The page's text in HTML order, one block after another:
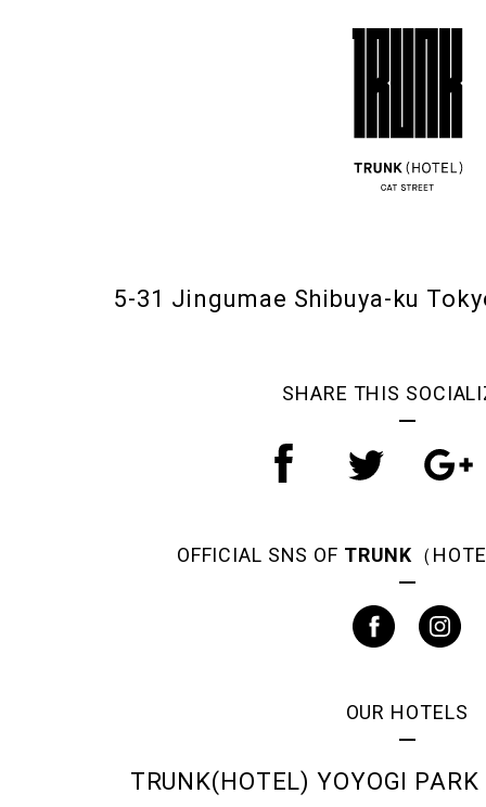
5-31 Jingumae Shibuya-ku
SHARE THIS
OFFICIAL SNS OF TRUNK （
OUR HOTELS
TRUNK(HOTEL) YOYOGI PARK